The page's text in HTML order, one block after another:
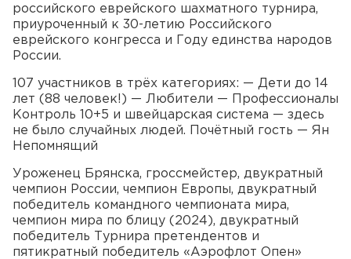
российского еврейского шахматного турнира,
приуроченный к 30-летию Российского
еврейского конгресса и Году единства народов
России.
107 участников в трёх категориях: — Дети до 14
лет (88 человек!) — Любители — Профессионалы
Контроль 10+5 и швейцарская система — здесь
не было случайных людей. Почётный гость — Ян
Непомнящий
Уроженец Брянска, гроссмейстер, двукратный
чемпион России, чемпион Европы, двукратный
победитель командного чемпионата мира,
чемпион мира по блицу (2024), двукратный
победитель Турнира претендентов и
пятикратный победитель «Аэрофлот Опен»